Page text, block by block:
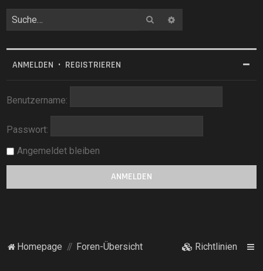
Suche
ANMELDEN • REGISTRIEREN
Benutzername:
Passwort:
Angemeldet bleiben
Homepage Foren-Übersicht Richtlinien